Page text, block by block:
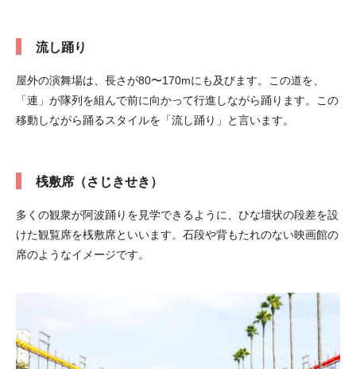
流し踊り
屋外の演舞場は、長さが80〜170mにも及びます。この道を、
「連」が隊列を組んで前に向かって行進しながら踊ります。この
移動しながら踊るスタイルを「流し踊り」と言います。
桟敷席（さじきせき）
多くの観衆が阿波踊りを見学できるように、ひな壇状の段差を設
けた観覧席を桟敷席といいます。石段や背もたれのない映画館の
席のようなイメージです。